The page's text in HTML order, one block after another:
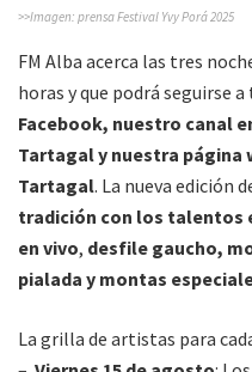
>>Imagen: prensa Festival Yvy Porá 2025
FM Alba acerca las tres
horas y que podrá seguirse
Facebook, nuestro canal
Tartagal y nuestra página
Tartagal. La nueva edición
tradición con los talentos
en vivo, desfile gaucho,
pialada y montas
La grilla de artistas para